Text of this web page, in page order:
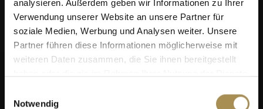
analysieren. Außerdem geben wir Informationen zu Ihrer
Verwendung unserer Website an unsere Partner für
soziale Medien, Werbung und Analysen weiter. Unsere
Partner führen diese Informationen möglicherweise mit
weiteren Daten zusammen, die Sie ihnen bereitgestellt
Notwendig